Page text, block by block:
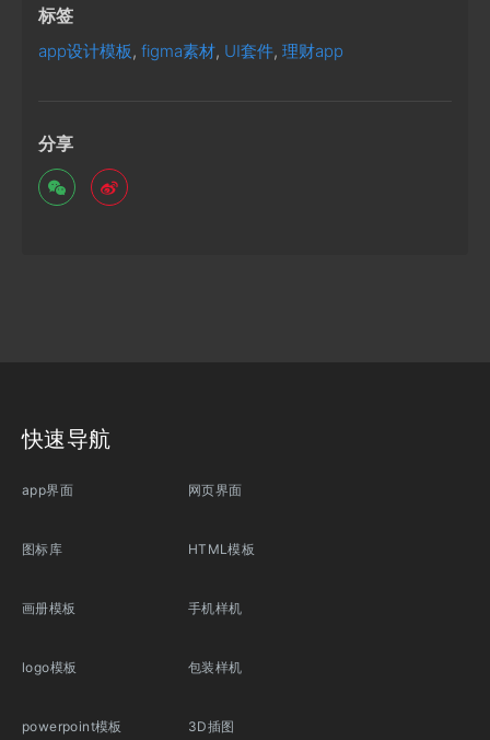
标签
app设计模板, figma素材, UI套件, 理财app
分享
快速导航
app界面
图标库
画册模板
logo模板
powerpoint模板
网页界面
HTML模板
手机样机
包装样机
3D插图